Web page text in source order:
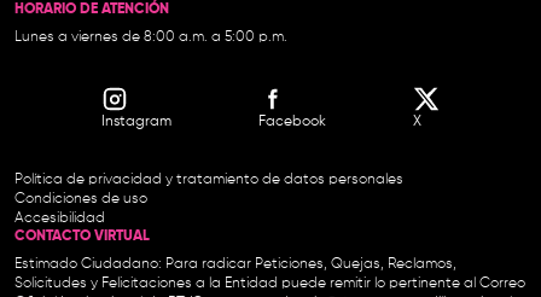
HORARIO DE ATENCIÓN
Lunes a viernes de 8:00 a.m. a 5:00 p.m.
Instagram Facebook X
Política de privacidad y tratamiento de datos personales
Condiciones de uso
Accesibilidad
CONTACTO VIRTUAL
Estimado Ciudadano: Para radicar Peticiones, Quejas, Reclamos,
Solicitudes y Felicitaciones a la Entidad puede remitir lo pertinente al Correo